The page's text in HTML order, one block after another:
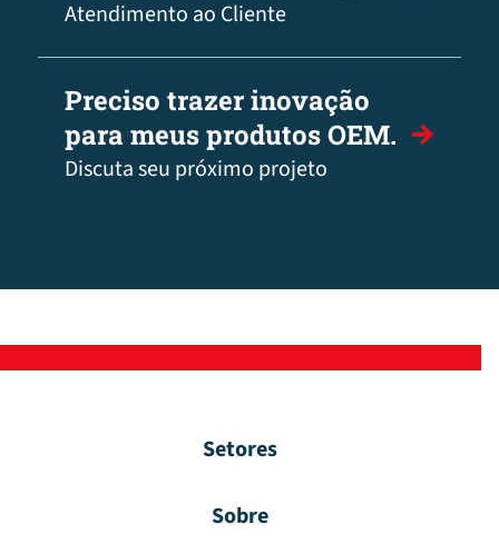
Atendimento ao Cliente
Preciso trazer inovação
para meus produtos OEM.
Discuta seu próximo projeto
Setores
Sobre